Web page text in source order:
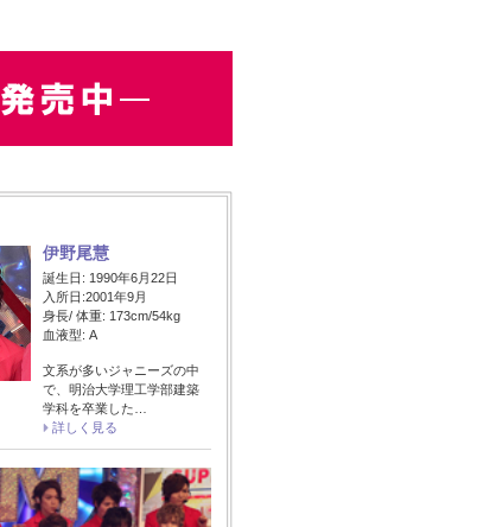
伊野尾慧
誕生日: 1990年6月22日
入所日:2001年9月
身長/ 体重: 173cm/54kg
血液型: A
文系が多いジャニーズの中
で、明治大学理工学部建築
学科を卒業した…
詳しく見る